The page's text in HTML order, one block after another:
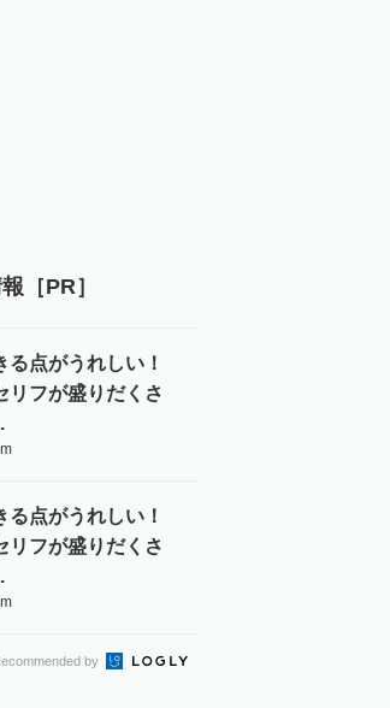
［PR］
点がうれしい！
リフが盛りだくさ
点がうれしい！
リフが盛りだくさ
by